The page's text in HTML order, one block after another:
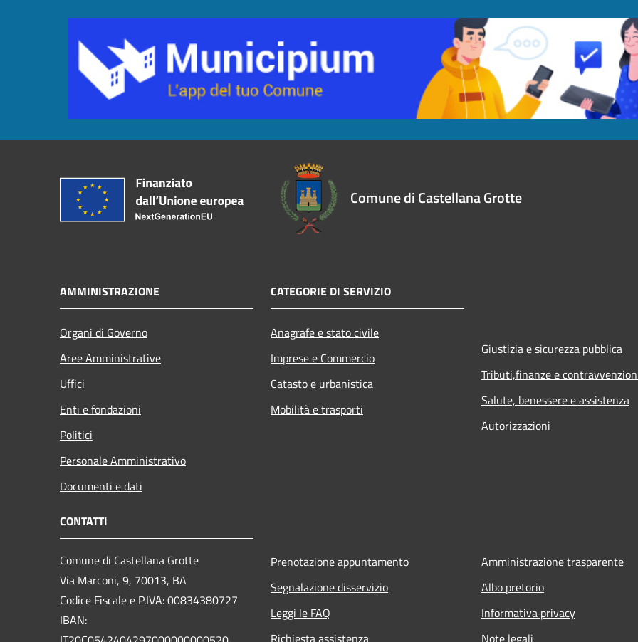
Comune di Castellana Grotte
AMMINISTRAZIONE
Organi di Governo
Aree Amministrative
Uffici
Enti e fondazioni
Politici
Personale Amministrativo
Documenti e dati
CATEGORIE DI SERVIZIO
Anagrafe e stato civile
Imprese e Commercio
Catasto e urbanistica
Mobilità e trasporti
Giustizia e sicurezza pubblica
Tributi,finanze e
Salute, benessere e assistenza
Autorizzazioni
CONTATTI
Comune di Castellana Grotte
Via Marconi, 9, 70013, BA
Codice Fiscale e P.IVA: 00834380727
IBAN:
Prenotazione appuntamento
Segnalazione disservizio
Leggi le FAQ
Richiesta assistenza
Amministrazione trasparente
Albo pretorio
Informativa privacy
Note legali